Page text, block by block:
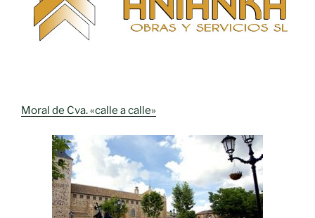
Moral de Cva. «calle a calle»